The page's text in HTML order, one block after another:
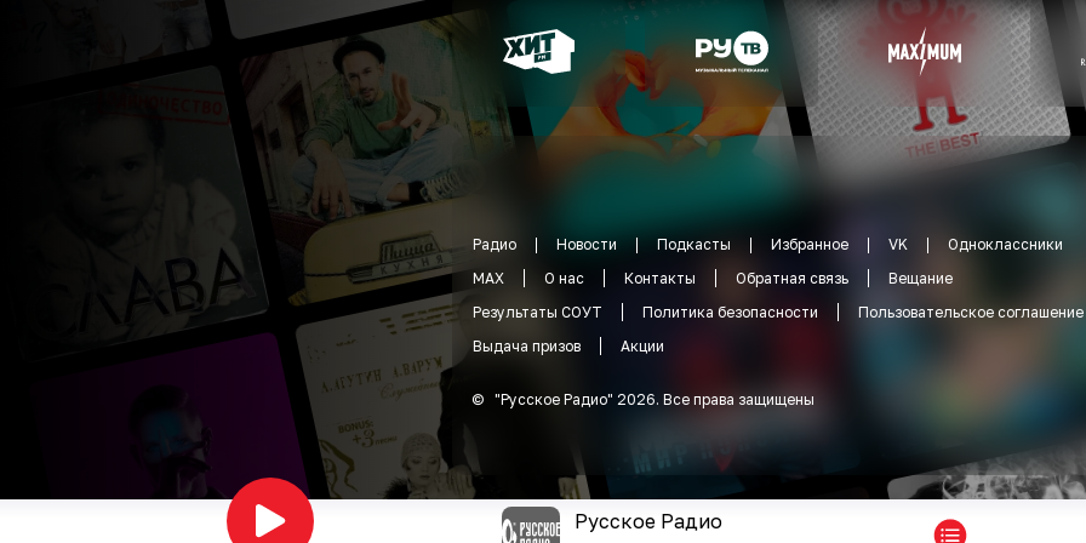
Радио Новости Подкасты Избранное VK
Одноклассники
MAX
О нас Контакты Обратная связь
Вещание
Результаты СОУТ
Политика безопасности
Пользовательское соглашение
Выдача призов
Акции
© "Русское Радио" 2026. Все права защищены
Русское Радио